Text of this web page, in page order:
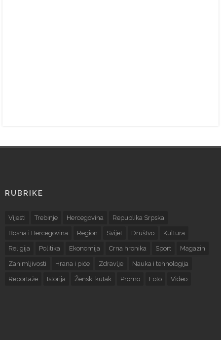
RUBRIKE
Vijesti Trebinje Hercegovina Republika Srpska
Bosna i Hercegovina Region Svijet Društvo Kultura
Religija Politika Ekonomija Crna hronika Sport Magazin
Zanimljivosti Hrana i piće Zdravlje Nauka i tehnologija
Reportaže Istorija Ženski kutak Promo Foto Video